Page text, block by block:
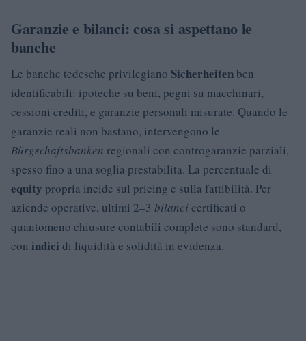
Garanzie e bilanci: cosa si aspettano le
banche
Le banche tedesche privilegiano Sicherheiten ben
identificabili: ipoteche su beni, pegni su macchinari,
cessioni crediti, e garanzie personali misurate. Quando le
garanzie reali non bastano, intervengono le
Bürgschaftsbanken regionali con controgaranzie parziali,
spesso fino a una soglia prestabilita. La percentuale di
equity propria incide sul pricing e sulla fattibilità. Per
aziende operative, ultimi 2–3 bilancicertificati o
quantomeno chiusure contabili complete sono standard,
con indici di liquidità e solidità in evidenza.